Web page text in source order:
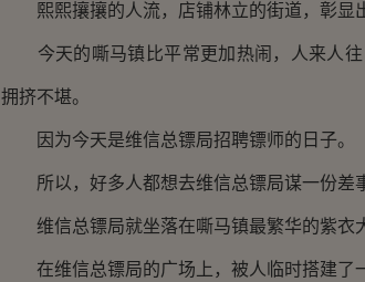
熙熙攘攘的人流，店铺林立的街道，彰显出
今天的嘶马镇比平常更加热闹，人来人往
拥挤不堪。
因为今天是维信总镖局招聘镖师的日子。
所以，好多人都想去维信总镖局谋一份差
维信总镖局就坐落在嘶马镇最繁华的紫衣大
在维信总镖局的广场上，被人临时搭建了一